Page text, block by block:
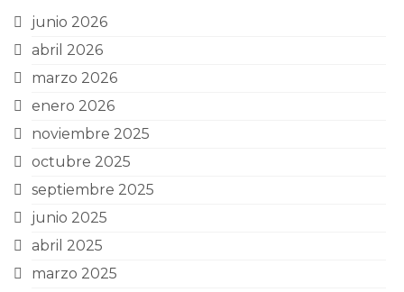
junio 2026
abril 2026
marzo 2026
enero 2026
noviembre 2025
octubre 2025
septiembre 2025
junio 2025
abril 2025
marzo 2025